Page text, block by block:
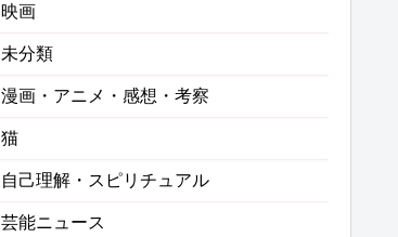
映画
未分類
漫画・アニメ・感想・考察
猫
自己理解・スピリチュアル
芸能ニュース